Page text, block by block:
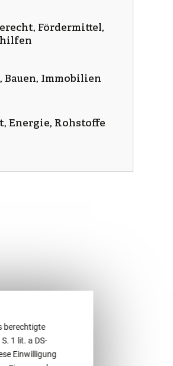
Fördermittel,
Bauen, Immobilien
Energie, Rohstoffe
berechtigte
1 lit. a DS-
Einwilligung